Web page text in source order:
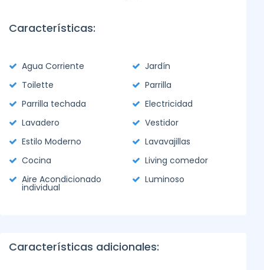
Características:
Agua Corriente
Jardín
Toilette
Parrilla
Parrilla techada
Electricidad
Lavadero
Vestidor
Estilo Moderno
Lavavajillas
Cocina
Living comedor
Aire Acondicionado
individual
Luminoso
Características adicionales: